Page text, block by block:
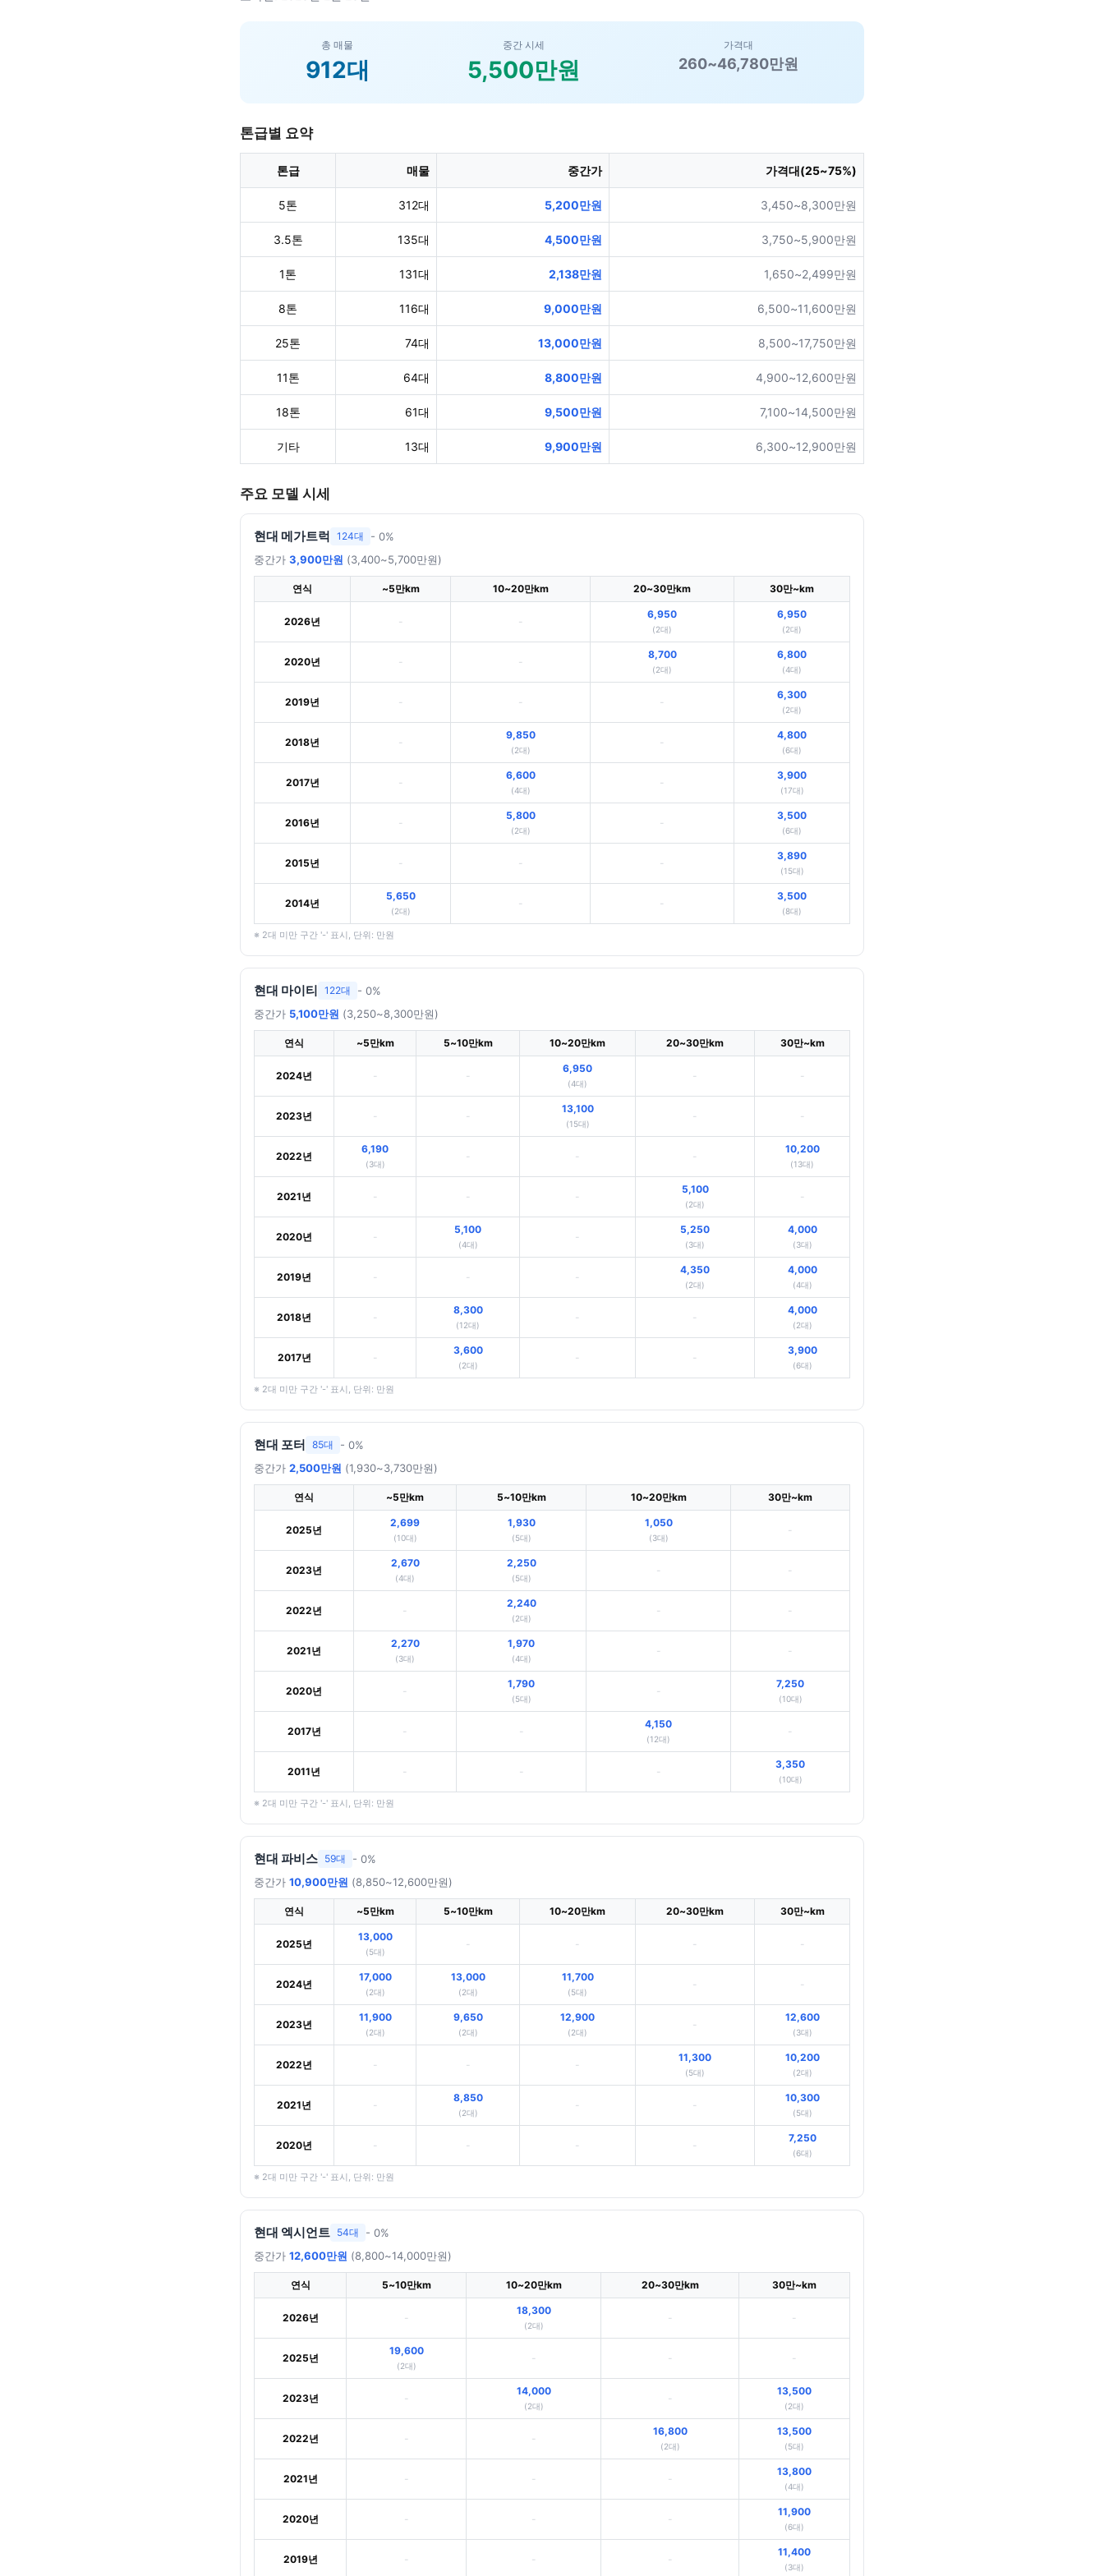
총 매물
912대
중간 시세
5,500만원
가격대
260~46,780만원
톤급별 요약
톤급 매물 중간가 가격대(25~75%)
5톤 312대 5,200만원 3,450~8,300만원
3.5톤 135대 4,500만원 3,750~5,900만원
1톤 131대 2,138만원 1,650~2,499만원
8톤 116대 9,000만원 6,500~11,600만원
25톤 74대 13,000만원 8,500~17,750만원
11톤 64대 8,800만원 4,900~12,600만원
18톤 61대 9,500만원 7,100~14,500만원
기타 13대 9,900만원 6,300~12,900만원
주요 모델 시세
현대 메가트럭 124대
- 0%
중간가 3,900만원 (3,400~5,700만원)
연식 ~5만km 10~20만km 20~30만km 30만~km
2026년 - -
6,950
(2대)
6,950
(2대)
2020년 - -
8,700
(2대)
6,800
(4대)
2019년 - - -
6,300
(2대)
2018년 -
9,850
(2대)
-
4,800
(6대)
2017년 -
6,600
(4대)
-
3,900
(17대)
2016년 -
5,800
(2대)
-
3,500
(6대)
2015년 - - -
3,890
(15대)
2014년
5,650
(2대)
- -
3,500
(8대)
※ 2대 미만 구간 '-' 표시, 단위: 만원
현대 마이티 122대
- 0%
중간가 5,100만원 (3,250~8,300만원)
연식 ~5만km 5~10만km 10~20만km 20~30만km 30만~km
2024년 - -
6,950
(4대)
- -
2023년 - -
13,100
(15대)
- -
2022년
6,190
(3대)
- - -
10,200
(13대)
2021년 - - -
5,100
(2대)
-
2020년 -
5,100
(4대)
-
5,250
(3대)
4,000
(3대)
2019년 - - -
4,350
(2대)
4,000
(4대)
2018년 -
8,300
(12대)
- -
4,000
(2대)
2017년 -
3,600
(2대)
- -
3,900
(6대)
※ 2대 미만 구간 '-' 표시, 단위: 만원
현대 포터 85대
- 0%
중간가 2,500만원 (1,930~3,730만원)
연식 ~5만km 5~10만km 10~20만km 30만~km
2025년
2,699
(10대)
1,930
(5대)
1,050
(3대)
-
2023년
2,670
(4대)
2,250
(5대)
- -
2022년 -
2,240
(2대)
- -
2021년
2,270
(3대)
1,970
(4대)
- -
2020년 -
1,790
(5대)
-
7,250
(10대)
2017년 - -
4,150
(12대)
-
2011년 - - -
3,350
(10대)
※ 2대 미만 구간 '-' 표시, 단위: 만원
현대 파비스 59대
- 0%
중간가 10,900만원 (8,850~12,600만원)
연식 ~5만km 5~10만km 10~20만km 20~30만km 30만~km
2025년
13,000
(5대)
- - - -
2024년
17,000
(2대)
13,000
(2대)
11,700
(5대)
- -
2023년
11,900
(2대)
9,650
(2대)
12,900
(2대)
-
12,600
(3대)
2022년 - - -
11,300
(5대)
10,200
(2대)
2021년 -
8,850
(2대)
- -
10,300
(5대)
2020년 - - - -
7,250
(6대)
※ 2대 미만 구간 '-' 표시, 단위: 만원
현대 엑시언트 54대
- 0%
중간가 12,600만원 (8,800~14,000만원)
연식 5~10만km 10~20만km 20~30만km 30만~km
2026년 -
18,300
(2대)
- -
2025년
19,600
(2대)
- - -
2023년 -
14,000
(2대)
-
13,500
(2대)
2022년 - -
16,800
(2대)
13,500
(5대)
2021년 - - -
13,800
(4대)
2020년 - - -
11,900
(6대)
2019년 - - -
11,400
(3대)